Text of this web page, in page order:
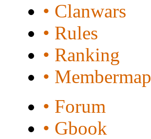
• Clanwars
• Rules
• Ranking
• Membermap
• Forum
• Gbook